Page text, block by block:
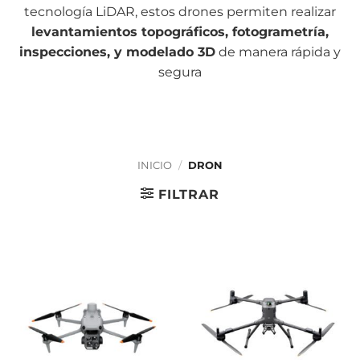
tecnología LiDAR, estos drones permiten realizar
levantamientos topográficos, fotogrametría,
inspecciones, y modelado 3D de manera rápida y
segura
INICIO / DRON
FILTRAR